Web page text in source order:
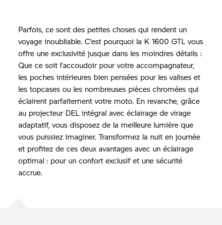
Parfois, ce sont des petites choses qui rendent un
voyage inoubliable. C’est pourquoi la K 1600 GTL vous
offre une exclusivité jusque dans les moindres détails :
Que ce soit l’accoudoir pour votre accompagnateur,
les poches intérieures bien pensées pour les valises et
les topcases ou les nombreuses pièces chromées qui
éclairent parfaitement votre moto. En revanche, grâce
au projecteur DEL intégral avec éclairage de virage
adaptatif, vous disposez de la meilleure lumière que
vous puissiez imaginer. Transformez la nuit en journée
et profitez de ces deux avantages avec un éclairage
optimal : pour un confort exclusif et une sécurité
accrue.